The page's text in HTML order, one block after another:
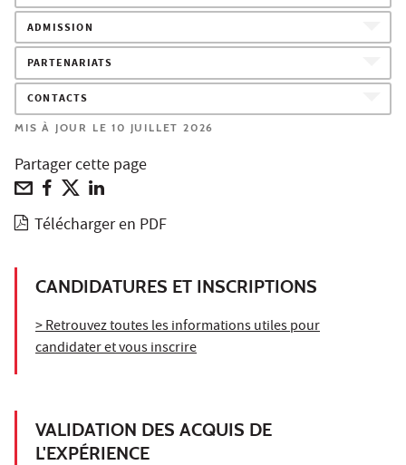
ADMISSION
PARTENARIATS
CONTACTS
MIS À JOUR LE 10 JUILLET 2026
Partager cette page
Télécharger en PDF
CANDIDATURES ET INSCRIPTIONS
> Retrouvez toutes les informations utiles pour
candidater et vous inscrire
VALIDATION DES ACQUIS DE
L'EXPÉRIENCE